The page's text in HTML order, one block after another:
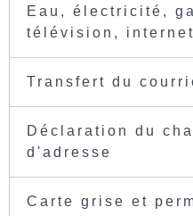
Eau, électricité,
télévision, internet
Transfert du
Déclaration du
d'adresse
Carte grise et